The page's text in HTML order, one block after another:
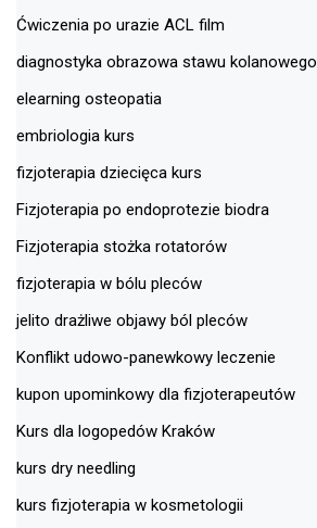
Ćwiczenia po urazie ACL film
diagnostyka obrazowa stawu kolanowego
elearning osteopatia
embriologia kurs
fizjoterapia dziecięca kurs
Fizjoterapia po endoprotezie biodra
Fizjoterapia stożka rotatorów
fizjoterapia w bólu pleców
jelito drażliwe objawy ból pleców
Konflikt udowo-panewkowy leczenie
kupon upominkowy dla fizjoterapeutów
Kurs dla logopedów Kraków
kurs dry needling
kurs fizjoterapia w kosmetologii